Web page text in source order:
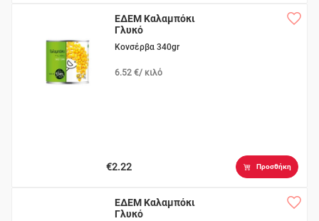
ΕΔΕΜ Καλαμπόκι
Γλυκό
Κονσέρβα 340gr
6.52 €/ κιλό
€2.22 Προσθήκη
ΕΔΕΜ Καλαμπόκι
Γλυκό